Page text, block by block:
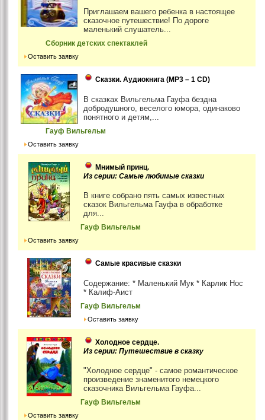
Приглашаем вашего ребенка в настоящее
сказочное путешествие! По дороге
маленький слушатель...
Сборник детских спектаклей
Оставить заявку
Сказки. Аудиокнига (MP3 – 1 CD)
В сказках Вильгельма Гауфа бездна
добродушного, веселого юмора, одинаково
понятного и детям,...
Гауф Вильгельм
Оставить заявку
Мнимый принц.
Из серии: Самые любимые сказки
В книге собрано пять самых известных
сказок Вильгельма Гауфа в обработке
для...
Гауф Вильгельм
Оставить заявку
Самые красивые сказки
Содержание: * Маленький Мук * Карлик Нос
* Калиф-Аист
Гауф Вильгельм
Оставить заявку
Холодное сердце.
Из серии: Путешествие в сказку
"Холодное сердце" - самое романтическое
произведение знаменитого немецкого
сказочника Вильгельма Гауфа...
Гауф Вильгельм
Оставить заявку